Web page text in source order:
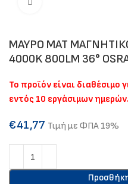
ΜΑΥΡΟ ΜΑΤ
4000K 800LM 36°
Το προϊόν είναι
εντός 10 εργάσιμων ημερών.
€41,77 Τιμή με ΦΠΑ 19%